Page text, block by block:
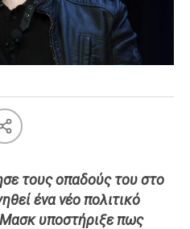
τους οπαδούς του στο
ένα νέο πολιτικό
υποστήριξε πως